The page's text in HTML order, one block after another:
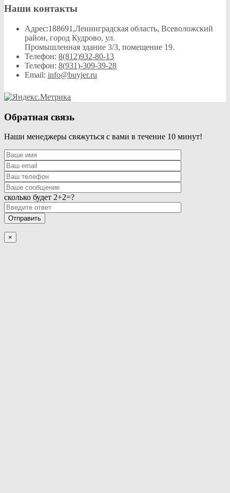
Наши контакты
Адрес:188691,Ленинградская область, Всеволожский
район, город Кудрово, ул.
Промышленная здание 3/3, помещение 19.
Телефон: 8(812)932-80-13
Телефон: 8(931)-309-39-28
Email: info@buyjer.ru
Обратная связь
Наши менеджеры свяжуться с вами в течение 10 минут!
сколько будет 2+2=?
×